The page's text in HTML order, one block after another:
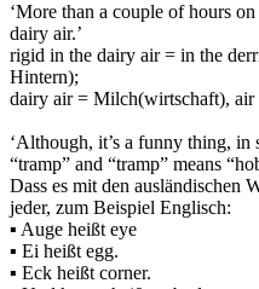
‘More than a couple of hours
dairy air.’
rigid in the dairy air = in the
Hintern);
dairy air = Milch(wirtschaft),
‘Although, it’s a funny thing, in
“tramp” and “tramp” means
Dass es mit den ausländischen
jeder, zum Beispiel Englisch:
▪ Auge heißt eye
▪ Ei heißt egg.
▪ Eck heißt corner.